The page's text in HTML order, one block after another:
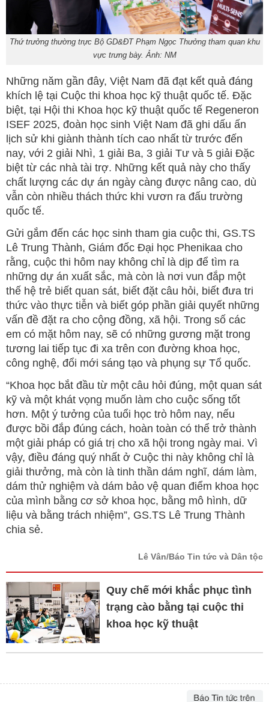
Thứ trưởng thường trực Bộ GD&ĐT Phạm Ngọc Thưởng tham quan khu
vực trưng bày. Ảnh: NM
Những năm gần đây, Việt Nam đã đạt kết quả đáng
khích lệ tại Cuộc thi khoa học kỹ thuật quốc tế. Đặc
biệt, tại Hội thi Khoa học kỹ thuật quốc tế Regeneron
ISEF 2025, đoàn học sinh Việt Nam đã ghi dấu ấn
lịch sử khi giành thành tích cao nhất từ trước đến
nay, với 2 giải Nhì, 1 giải Ba, 3 giải Tư và 5 giải Đặc
biệt từ các nhà tài trợ. Những kết quả này cho thấy
chất lượng các dự án ngày càng được nâng cao, dù
vẫn còn nhiều thách thức khi vươn ra đấu trường
quốc tế.
Gửi gắm đến các học sinh tham gia cuộc thi, GS.TS
Lê Trung Thành, Giám đốc Đại học Phenikaa cho
rằng, cuộc thi hôm nay không chỉ là dịp để tìm ra
những dự án xuất sắc, mà còn là nơi vun đắp một
thế hệ trẻ biết quan sát, biết đặt câu hỏi, biết đưa tri
thức vào thực tiễn và biết góp phần giải quyết những
vấn đề đặt ra cho cộng đồng, xã hội. Trong số các
em có mặt hôm nay, sẽ có những gương mặt trong
tương lai tiếp tục đi xa trên con đường khoa học,
công nghệ, đổi mới sáng tạo và phụng sự Tổ quốc.
“Khoa học bắt đầu từ một câu hỏi đúng, một quan sát
kỹ và một khát vọng muốn làm cho cuộc sống tốt
hơn. Một ý tưởng của tuổi học trò hôm nay, nếu
được bồi đắp đúng cách, hoàn toàn có thể trở thành
một giải pháp có giá trị cho xã hội trong ngày mai. Vì
vậy, điều đáng quý nhất ở Cuộc thi này không chỉ là
giải thưởng, mà còn là tinh thần dám nghĩ, dám làm,
dám thử nghiệm và dám bảo vệ quan điểm khoa học
của mình bằng cơ sở khoa học, bằng mô hình, dữ
liệu và bằng trách nhiệm”, GS.TS Lê Trung Thành
chia sẻ.
Lê Vân/Báo Tin tức và Dân tộc
Quy chế mới khắc phục tình
trạng cào bằng tại cuộc thi
khoa học kỹ thuật